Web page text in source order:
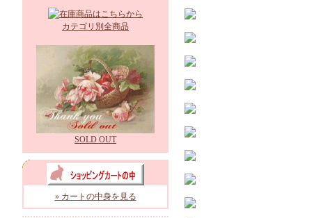
カテゴリ別全商品
SOLD OUT
» カートの中身を見る